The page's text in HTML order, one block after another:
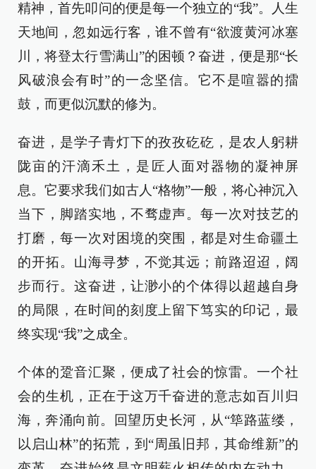
精神，首先叩问的便是每一个独立的“我”。人生
天地间，忽如远行客，谁不曾有“欲渡黄河冰塞
川，将登太行雪满山”的困顿？奋进，便是那“长
风破浪会有时”的一念坚信。它不是喧嚣的擂
鼓，而更似沉默的修为。
奋进，是学子青灯下的孜孜矻矻，是农人躬耕
陇亩的汗滴禾土，是匠人面对器物的凝神屏
息。它要求我们如古人“格物”一般，将心神沉入
当下，脚踏实地，不骛虚声。每一次对技艺的
打磨，每一次对困境的突围，都是对生命疆土
的开拓。山海寻梦，不觉其远；前路迢迢，阔
步而行。这奋进，让渺小的个体得以超越自身
的局限，在时间的刻度上留下笃实的印记，最
终实现“我”之成全。
个体的跫音汇聚，便成了社会的惊雷。一个社
会的生机，正在于这万千奋进的意志如百川归
海，奔涌向前。回望历史长河，从“筚路蓝缕，
以启山林”的拓荒，到“周虽旧邦，其命维新”的